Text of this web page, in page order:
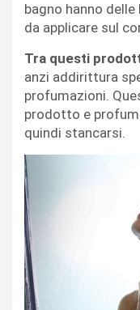
bagno hanno
da applicare sul
Tra questi
anzi addirittura
profumazioni.
prodotto e
quindi stancarsi.